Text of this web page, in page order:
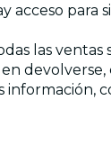
acceso para
las
devolverse,
información,